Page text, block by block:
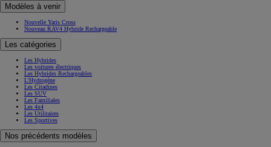
Modèles à venir
Nouvelle Yaris Cross
Nouveau RAV4 Hybride Rechargeable
Les catégories
Les Hybrides
Les voitures électriques
Les Hybrides Rechargeables
L'Hydrogène
Les Citadines
Les SUV
Les Familiales
Les 4x4
Les Utilitaires
Les Sportives
Nos précédents modèles